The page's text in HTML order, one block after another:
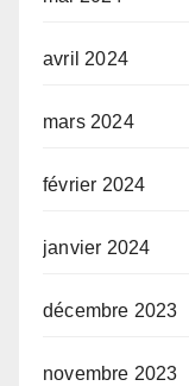
avril 2024
mars 2024
février 2024
janvier 2024
décembre 2023
novembre 2023